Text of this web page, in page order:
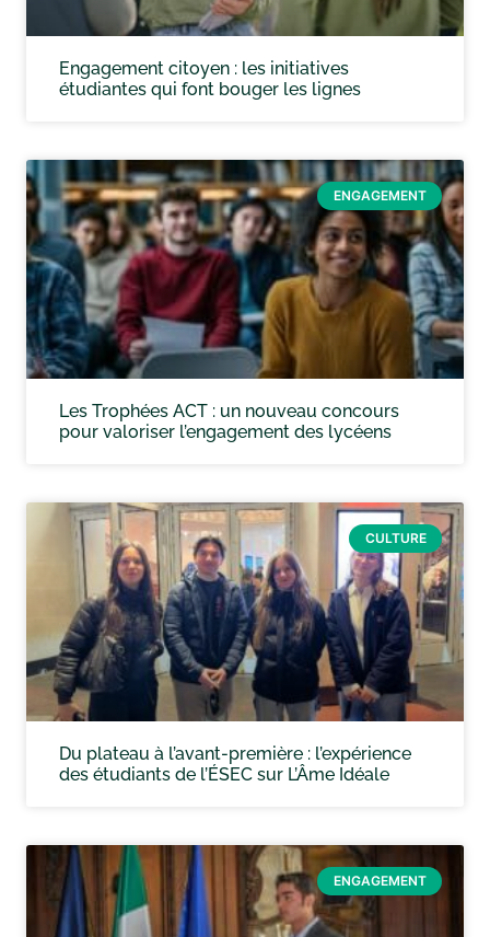
Engagement citoyen : les initiatives
étudiantes qui font bouger les lignes
ENGAGEMENT
Les Trophées ACT : un nouveau concours
pour valoriser l’engagement des lycéens
CULTURE
Du plateau à l’avant-première : l’expérience
des étudiants de l’ÉSEC sur L’Âme Idéale
ENGAGEMENT